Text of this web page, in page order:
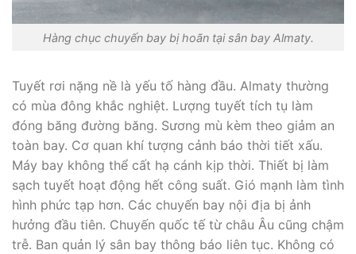
Hàng chục chuyến bay bị hoãn tại sân bay Almaty.
Tuyết rơi nặng nề là yếu tố hàng đầu. Almaty thường
có mùa đông khắc nghiệt. Lượng tuyết tích tụ làm
đóng băng đường băng. Sương mù kèm theo giảm an
toàn bay. Cơ quan khí tượng cảnh báo thời tiết xấu.
Máy bay không thể cất hạ cánh kịp thời. Thiết bị làm
sạch tuyết hoạt động hết công suất. Gió mạnh làm tình
hình phức tạp hơn. Các chuyến bay nội địa bị ảnh
hưởng đầu tiên. Chuyến quốc tế từ châu Âu cũng chậm
trễ. Ban quản lý sân bay thông báo liên tục. Không có